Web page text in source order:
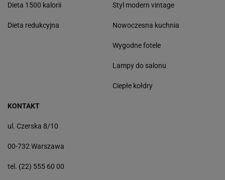
Dieta 1500 kalorii
Dieta redukcyjna
Styl modern vintage
Nowoczesna kuchnia
Wygodne fotele
Lampy do salonu
Ciepłe kołdry
KONTAKT
ul. Czerska 8/10
00-732 Warszawa
tel. (22) 555 60 00